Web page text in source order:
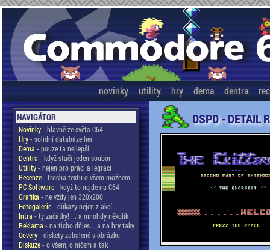
novinky utility hry dema dentra
NAVIGÁTOR
Novinky- hlavně ze světa C64
Hry- solidní databáze her
Dema - pouze ta nejlepší
Dentra - když stačí jeden soubor
Utility- nejen pro práci a legraci
Recenze- trocha textu o všem možném
PC Software- když to nejde na C64
Grafika - ne vždy jen 320x200
Fotogalerie- důkazy nejen z akcí
Intra - ty začátky! ... a mnohdy několik
Reklama - na ticho dňies .. a na hry taky
Covery- diskety zabalené v obrázku
Diskuze- o všem, o ničem a tak
DSPD - DETAIL